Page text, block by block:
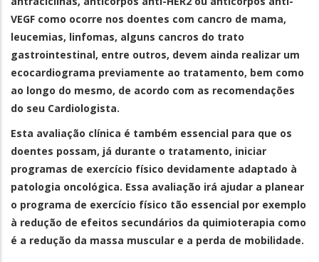
VEGF como ocorre nos doentes com cancro de mama,
leucemias, linfomas, alguns cancros do trato
gastrointestinal, entre outros, devem ainda realizar um
ecocardiograma previamente ao tratamento, bem como
ao longo do mesmo, de acordo com as recomendações
do seu Cardiologista.
Esta avaliação clínica é também essencial para que os
doentes possam, já durante o tratamento, iniciar
programas de exercício físico devidamente adaptado à
patologia oncológica. Essa avaliação irá ajudar a planear
o programa de exercício físico tão essencial por exemplo
à redução de efeitos secundários da quimioterapia como
é a redução da massa muscular e a perda de mobilidade.